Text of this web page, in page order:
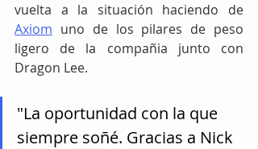
Axiom uno de los pilares de peso
ligero de la compañia junto con
Dragon Lee.
"La oportunidad con la que
siempre soñé. Gracias a Nick